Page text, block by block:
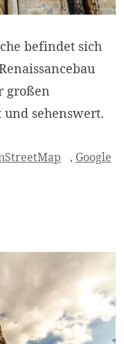
befindet sich
großen
und sehenswert.
, Google